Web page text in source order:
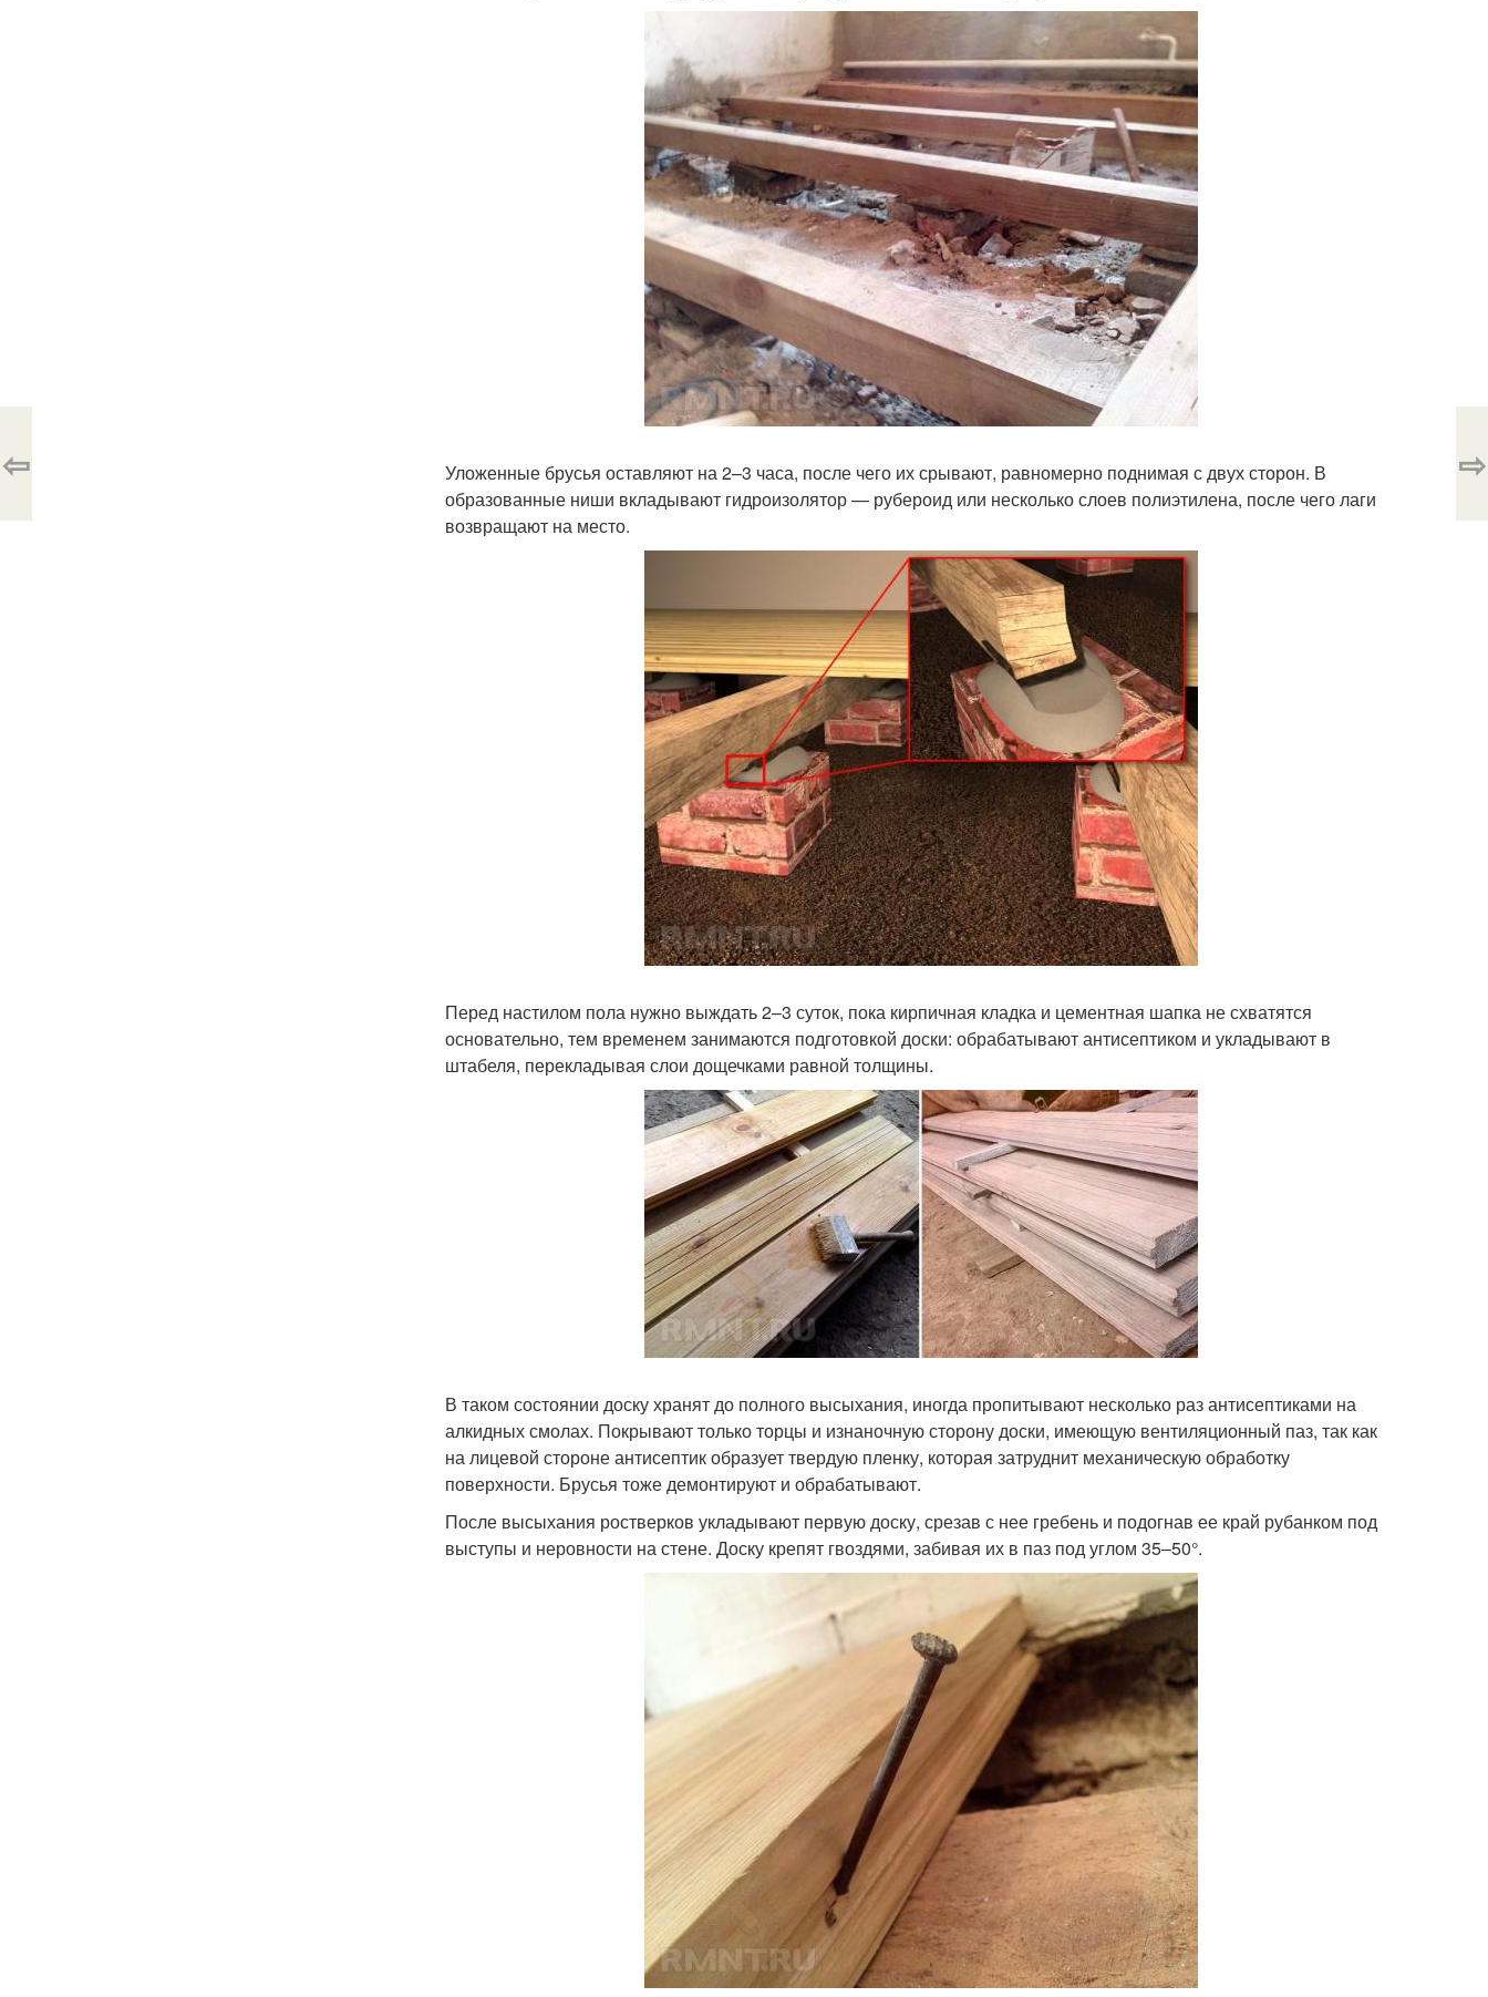
Уложенные брусья оставляют на 2–3 часа, после чего их срывают, равномерно поднимая с двух сторон. В
образованные ниши вкладывают гидроизолятор — рубероид или несколько слоев полиэтилена, после чего лаги
возвращают на место.
Перед настилом пола нужно выждать 2–3 суток, пока кирпичная кладка и цементная шапка не схватятся
основательно, тем временем занимаются подготовкой доски: обрабатывают антисептиком и укладывают в
штабеля, перекладывая слои дощечками равной толщины.
В таком состоянии доску хранят до полного высыхания, иногда пропитывают несколько раз антисептиками на
алкидных смолах. Покрывают только торцы и изнаночную сторону доски, имеющую вентиляционный паз, так как
на лицевой стороне антисептик образует твердую пленку, которая затруднит механическую обработку
поверхности. Брусья тоже демонтируют и обрабатывают.
После высыхания ростверков укладывают первую доску, срезав с нее гребень и подогнав ее край рубанком под
выступы и неровности на стене. Доску крепят гвоздями, забивая их в паз под углом 35–50°.
⇦ ⇨